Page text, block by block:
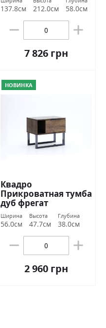
137.8см 212.0см 58.0см
7 826 грн
НОВИНКА
Квадро
Прикроватная тумба
дуб фрегат
Миромарк
Ширина
56.0см
Высота
47.7см
Глубина
38.0см
2 960 грн